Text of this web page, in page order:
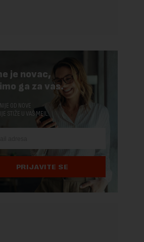
je novac,
ga za vas.
OD NOVE
STIŽE U VAŠ MEJL.
PRIJAVITE SE